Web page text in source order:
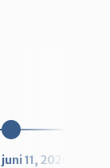
juni 11, 2026 –